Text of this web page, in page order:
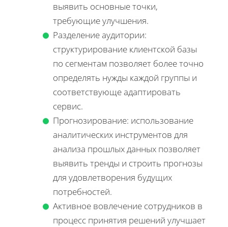
выявить основные точки,
требующие улучшения.
Разделение аудитории:
структурирование клиентской базы
по сегментам позволяет более точно
определять нужды каждой группы и
соответствующе адаптировать
сервис.
Прогнозирование: использование
аналитических инструментов для
анализа прошлых данных позволяет
выявить тренды и строить прогнозы
для удовлетворения будущих
потребностей.
Активное вовлечение сотрудников в
процесс принятия решений улучшает